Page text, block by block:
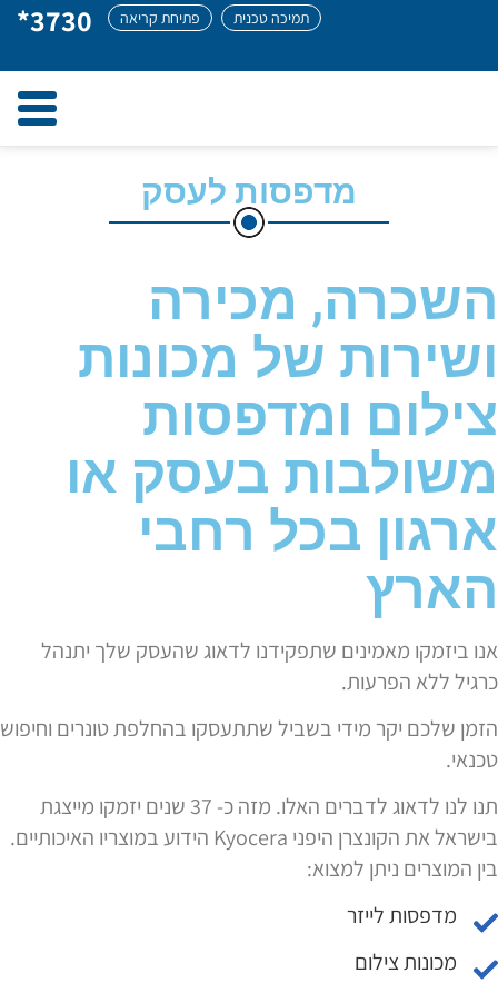
*3730 תמיכה טכנית פתיחת קריאה
מדפסות לעסק
השכרה, מכירה
ושירות של מכונות
צילום ומדפסות
משולבות בעסק או
ארגון בכל רחבי
הארץ
אנו ביזמקו מאמינים שתפקידנו לדאוג שהעסק שלך יתנהל
כרגיל ללא הפרעות.
הזמן שלכם יקר מידי בשביל שתתעסקו בהחלפת טונרים וחיפוש
טכנאי.
תנו לנו לדאוג לדברים האלו. מזה כ- 37 שנים יזמקו מייצגת
בישראל את הקונצרן היפני Kyocera הידוע במוצריו האיכותיים.
בין המוצרים ניתן למצוא:
מדפסות לייזר
מכונות צילום